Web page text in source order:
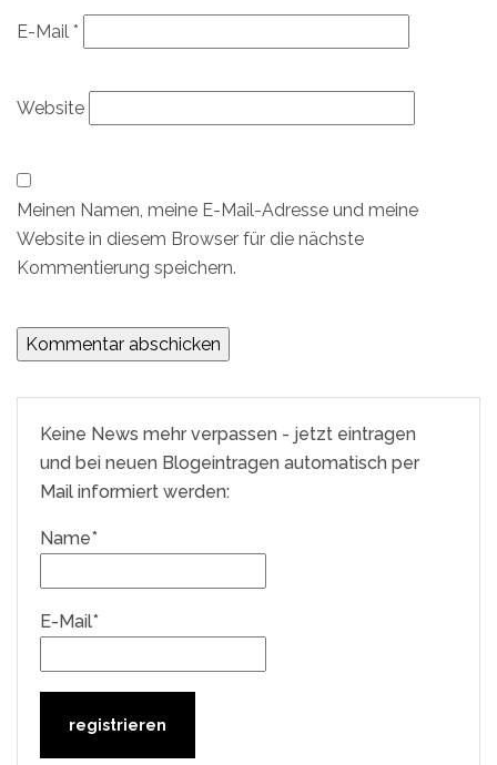
E-Mail *
Website
Meinen Namen, meine E-Mail-Adresse und meine
Website in diesem Browser für die nächste
Kommentierung speichern.
Keine News mehr verpassen - jetzt eintragen
und bei neuen Blogeintragen automatisch per
Mail informiert werden:
Name*
E-Mail*